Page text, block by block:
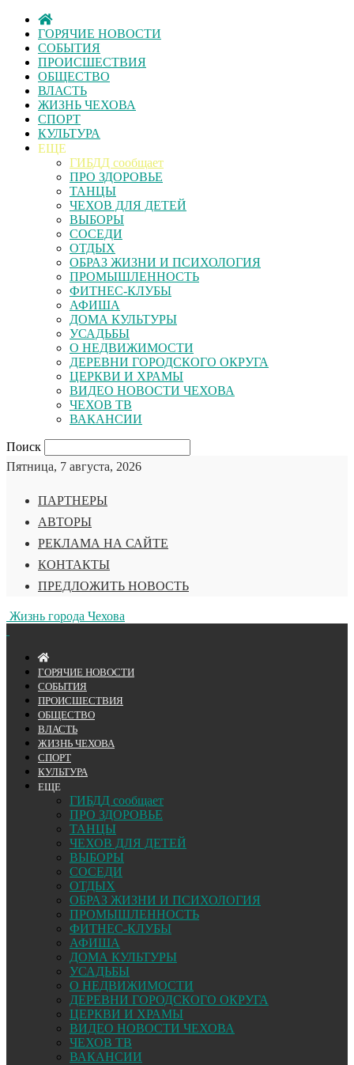
ГОРЯЧИЕ НОВОСТИ
СОБЫТИЯ
ПРОИСШЕСТВИЯ
ОБЩЕСТВО
ВЛАСТЬ
ЖИЗНЬ ЧЕХОВА
СПОРТ
КУЛЬТУРА
ЕЩЕ
ГИБДД сообщает
ПРО ЗДОРОВЬЕ
ТАНЦЫ
ЧЕХОВ ДЛЯ ДЕТЕЙ
ВЫБОРЫ
СОСЕДИ
ОТДЫХ
ОБРАЗ ЖИЗНИ И ПСИХОЛОГИЯ
ПРОМЫШЛЕННОСТЬ
ФИТНЕС-КЛУБЫ
АФИША
ДОМА КУЛЬТУРЫ
УСАДЬБЫ
О НЕДВИЖИМОСТИ
ДЕРЕВНИ ГОРОДСКОГО ОКРУГА
ЦЕРКВИ И ХРАМЫ
ВИДЕО НОВОСТИ ЧЕХОВА
ЧЕХОВ ТВ
ВАКАНСИИ
Поиск
Пятница, 7 августа, 2026
ПАРТНЕРЫ
АВТОРЫ
РЕКЛАМА НА САЙТЕ
КОНТАКТЫ
ПРЕДЛОЖИТЬ НОВОСТЬ
Жизнь города Чехова
ГОРЯЧИЕ НОВОСТИ
СОБЫТИЯ
ПРОИСШЕСТВИЯ
ОБЩЕСТВО
ВЛАСТЬ
ЖИЗНЬ ЧЕХОВА
СПОРТ
КУЛЬТУРА
ЕЩЕ
ГИБДД сообщает
ПРО ЗДОРОВЬЕ
ТАНЦЫ
ЧЕХОВ ДЛЯ ДЕТЕЙ
ВЫБОРЫ
СОСЕДИ
ОТДЫХ
ОБРАЗ ЖИЗНИ И ПСИХОЛОГИЯ
ПРОМЫШЛЕННОСТЬ
ФИТНЕС-КЛУБЫ
АФИША
ДОМА КУЛЬТУРЫ
УСАДЬБЫ
О НЕДВИЖИМОСТИ
ДЕРЕВНИ ГОРОДСКОГО ОКРУГА
ЦЕРКВИ И ХРАМЫ
ВИДЕО НОВОСТИ ЧЕХОВА
ЧЕХОВ ТВ
ВАКАНСИИ